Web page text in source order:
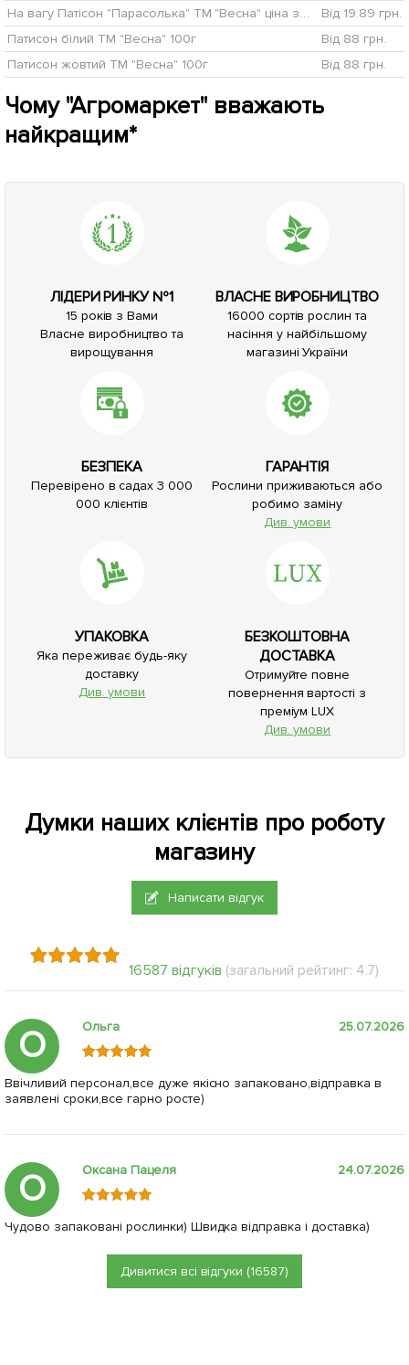
На вагу Патісон "Парасолька" ТМ "Весна" ціна за 5г
Від 19.89 грн.
Патисон білий ТМ "Весна" 100г
Від 88 грн.
Патисон жовтий ТМ "Весна" 100г
Від 88 грн.
Чому "Агромаркет" вважають
найкращим*
ЛІДЕРИ РИНКУ №1
15 років з Вами
Власне виробництво та
вирощування
ВЛАСНЕ ВИРОБНИЦТВО
16000 сортів рослин та
насіння у найбільшому
магазині України
БЕЗПЕКА
Перевірено в садах 3 000
000 клієнтів
ГАРАНТІЯ
Рослини приживаються або
робимо заміну
Див. умови
УПАКОВКА
Яка переживає будь-яку
доставку
Див. умови
БЕЗКОШТОВНА
ДОСТАВКА
Отримуйте повне
повернення вартості з
преміум LUX
Див. умови
Думки наших клієнтів про роботу
магазину
Написати відгук
16587 відгуків (загальний рейтинг: 4.7)
О Ольга 25.07.2026
Ввічливий персонал,все дуже якісно запаковано,відправка в
заявлені сроки,все гарно росте)
О Оксана Пацеля 24.07.2026
Чудово запаковані рослинки) Швидка відправка і доставка)
Дивитися всі відгуки (16587)